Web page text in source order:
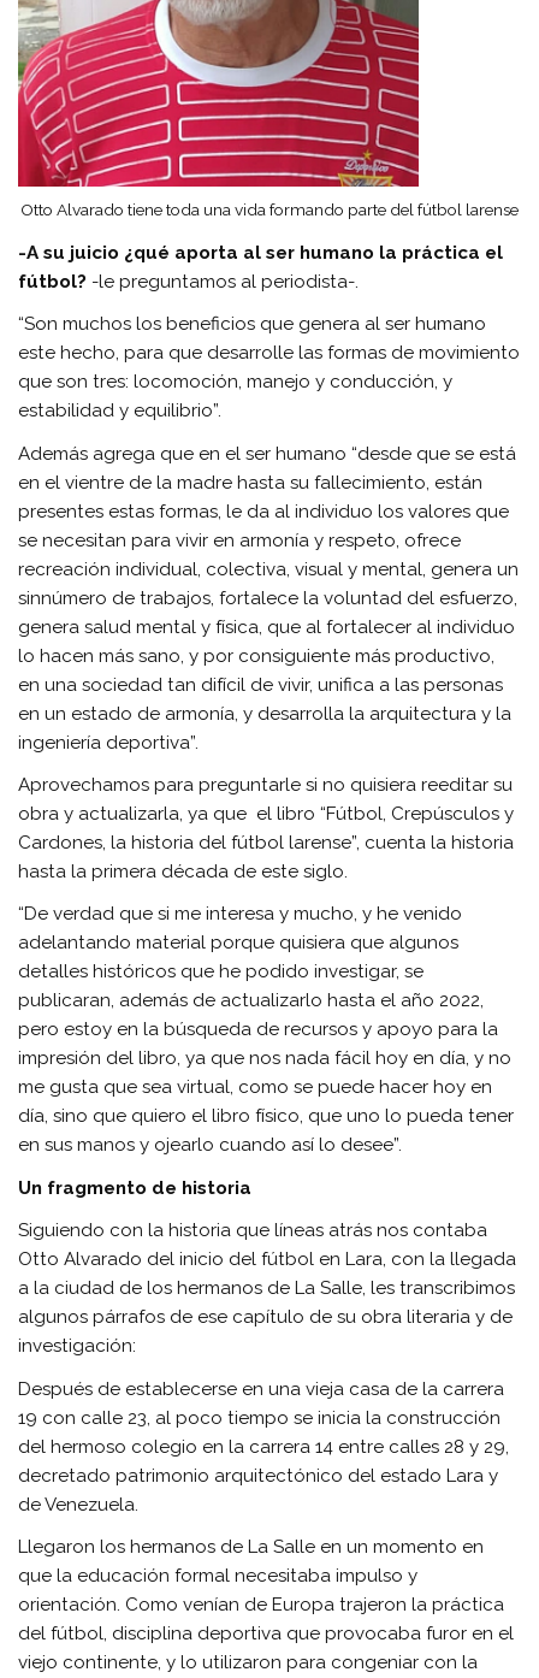
Otto Alvarado tiene toda una vida formando parte del fútbol larense
-A su juicio ¿qué aporta al ser humano la práctica el
fútbol? -le preguntamos al periodista-.
“Son muchos los beneficios que genera al ser humano
este hecho, para que desarrolle las formas de movimiento
que son tres: locomoción, manejo y conducción, y
estabilidad y equilibrio”.
Además agrega que en el ser humano “desde que se está
en el vientre de la madre hasta su fallecimiento, están
presentes estas formas, le da al individuo los valores que
se necesitan para vivir en armonía y respeto, ofrece
recreación individual, colectiva, visual y mental, genera un
sinnúmero de trabajos, fortalece la voluntad del esfuerzo,
genera salud mental y física, que al fortalecer al individuo
lo hacen más sano, y por consiguiente más productivo,
en una sociedad tan difícil de vivir, unifica a las personas
en un estado de armonía, y desarrolla la arquitectura y la
ingeniería deportiva”.
Aprovechamos para preguntarle si no quisiera reeditar su
obra y actualizarla, ya que el libro “Fútbol, Crepúsculos y
Cardones, la historia del fútbol larense”, cuenta la historia
hasta la primera década de este siglo.
“De verdad que si me interesa y mucho, y he venido
adelantando material porque quisiera que algunos
detalles históricos que he podido investigar, se
publicaran, además de actualizarlo hasta el año 2022,
pero estoy en la búsqueda de recursos y apoyo para la
impresión del libro, ya que nos nada fácil hoy en día, y no
me gusta que sea virtual, como se puede hacer hoy en
día, sino que quiero el libro físico, que uno lo pueda tener
en sus manos y ojearlo cuando así lo desee”.
Un fragmento de historia
Siguiendo con la historia que líneas atrás nos contaba
Otto Alvarado del inicio del fútbol en Lara, con la llegada
a la ciudad de los hermanos de La Salle, les transcribimos
algunos párrafos de ese capítulo de su obra literaria y de
investigación:
Después de establecerse en una vieja casa de la carrera
19 con calle 23, al poco tiempo se inicia la construcción
del hermoso colegio en la carrera 14 entre calles 28 y 29,
decretado patrimonio arquitectónico del estado Lara y
de Venezuela.
Llegaron los hermanos de La Salle en un momento en
que la educación formal necesitaba impulso y
orientación. Como venían de Europa trajeron la práctica
del fútbol, disciplina deportiva que provocaba furor en el
viejo continente, y lo utilizaron para congeniar con la